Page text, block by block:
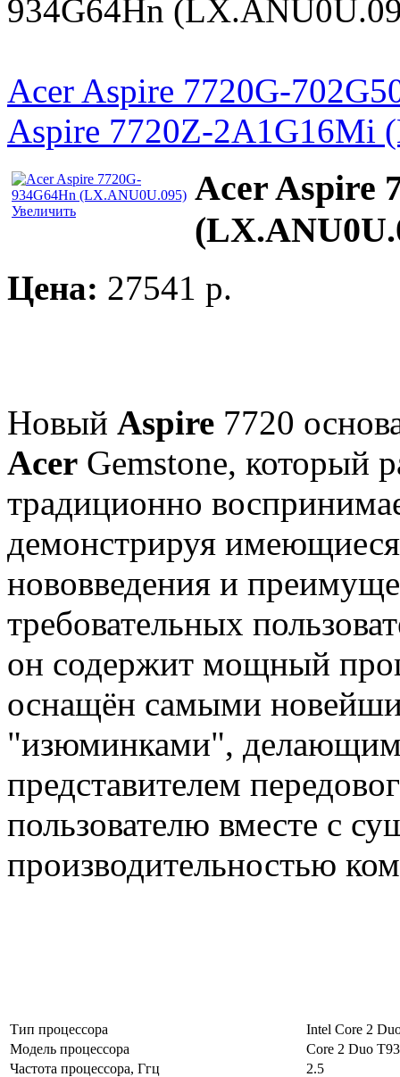
934G64Hn
Acer Aspire 7720G-
Aspire 7720Z-2A1G16Mi
Увеличить
Acer Aspire
Цена: 27541 p.
Новый Aspire 7720
Acer Gemstone, который
традиционно
демонстрируя
нововведения и
требовательных
он содержит мощный
оснащён самыми
"изюминками",
представителем
пользователю вместе с
производительностью
Тип процессора
Intel Core 2
Модель процессора
Core 2 Duo
Частота процессора, Ггц
2.5